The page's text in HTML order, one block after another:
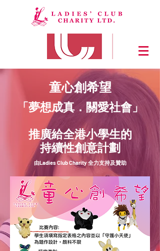
​童心創希望
「​夢想成真．關愛社會」
推廣給全港小學生的
持續性創意計劃
​由Ladies Club Charity 全力支持及贊助